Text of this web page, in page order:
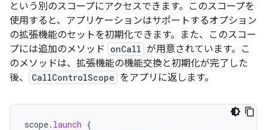
という別のスコープにアクセスできます。このスコープを
使用すると、アプリケーションはサポートするオプション
の拡張機能のセットを初期化できます。また、このスコー
プには追加のメソッド
onCall が用意されています。こ
のメソッドは、拡張機能の機能交換と初期化が完了した
後、
CallControlScope をアプリに返します。
scope. launch {